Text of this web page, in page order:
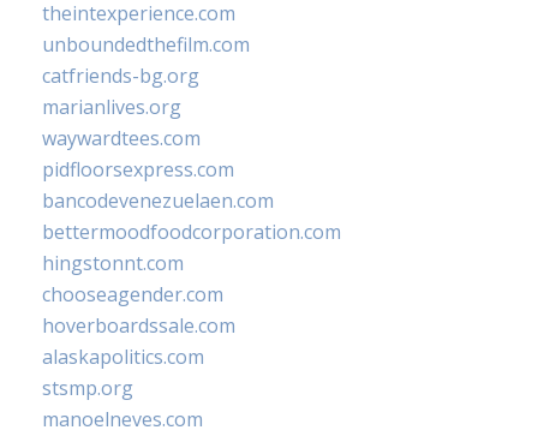
theintexperience.com
unboundedthefilm.com
catfriends-bg.org
marianlives.org
waywardtees.com
pidfloorsexpress.com
bancodevenezuelaen.com
bettermoodfoodcorporation.com
hingstonnt.com
chooseagender.com
hoverboardssale.com
alaskapolitics.com
stsmp.org
manoelneves.com